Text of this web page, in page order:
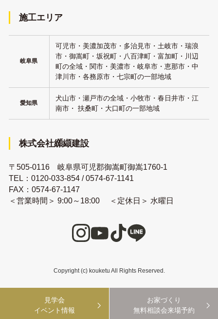
施工エリア
岐阜県
可児市・美濃加茂市・多治見市・土岐市・瑞浪
市・御嵩町・坂祝町・八百津町・富加町・川辺
町の全域・関市・美濃市・岐阜市・恵那市・中
津川市・各務原市・七宗町の一部地域
愛知県
犬山市・瀬戸市の全域・小牧市・春日井市・江
南市・ 扶桑町・大口町の一部地域
株式会社纐纈建設
〒505-0116 岐阜県可児郡御嵩町御嵩1760-1
TEL： 0120-033-854/0574-67-1141
FAX：0574-67-1147
＜営業時間＞ 9:00～18:00 ＜定休日＞ 水曜日
Copyright (c) kouketu All Rights Reserved.
見学会
イベント情報
お家づくり
無料相談会来場予約